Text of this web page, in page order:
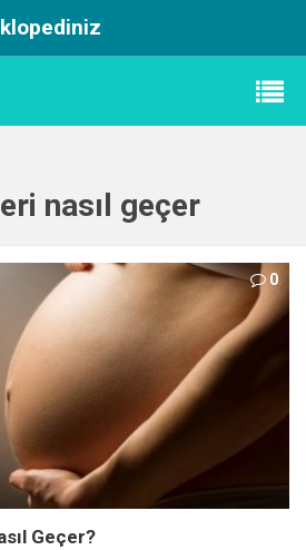
nasıl geçer
0
Geçer?